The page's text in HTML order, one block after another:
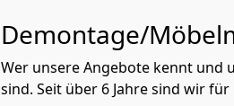
Demontage/
Wer unsere Angebote kennt und
sind. Seit über 6 Jahre sind wir